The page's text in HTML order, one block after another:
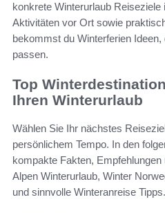
konkrete Winterurlaub
Aktivitäten vor Ort sowie
bekommst du Winterferien
passen.
Top
Ihren Winterurlaub
Wählen Sie Ihr nächstes
persönlichem Tempo. In den
kompakte Fakten,
Alpen Winterurlaub, Winter
und sinnvolle Winteranreise Tipps.